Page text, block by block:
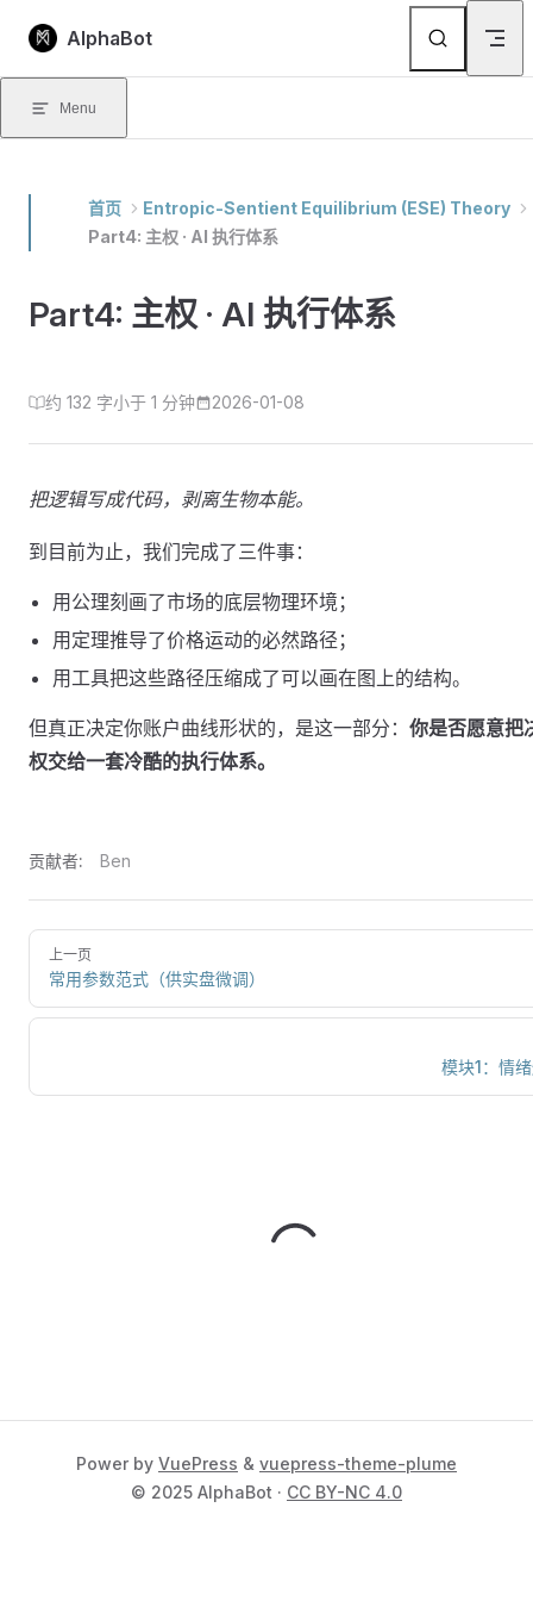
Skip to content
AlphaBot
Menu
首页
Entropic-Sentient Equilibrium (ESE) Theory
Part4: 主权 · AI 执行体系
Part4: 主权 · AI 执行体系
约 132 字小于 1 分钟 2026-01-08
把逻辑写成代码，剥离生物本能。
到目前为止，我们完成了三件事：
用公理刻画了市场的底层物理环境；
用定理推导了价格运动的必然路径；
用工具把这些路径压缩成了可以画在图上的结构。
但真正决定你账户曲线形状的，是这一部分： 你是否愿意把
权交给一套冷酷的执行体系。
贡献者: Ben
上一页
常用参数范式（供实盘微调）
模块1：情
Power by VuePress & vuepress-theme-plume
© 2025 AlphaBot · CC BY-NC 4.0